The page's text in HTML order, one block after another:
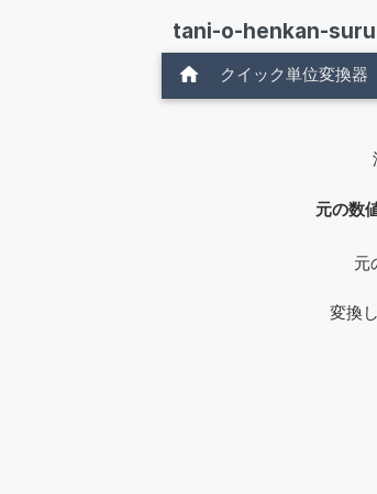
tani-o-henkan-suru
クイック単位変換器
元の数
元
変換